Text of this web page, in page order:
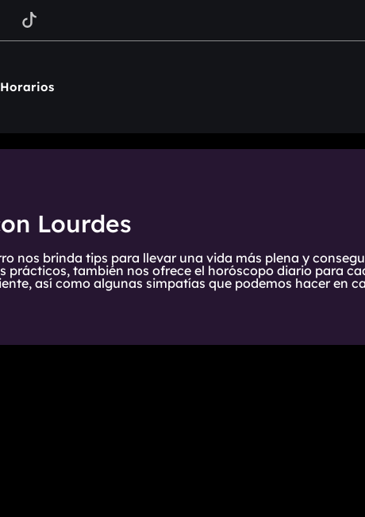
Horarios
Lourdes
nos brinda tips para llevar una vida más plena y
prácticos, también nos ofrece el horóscopo diario para
así como algunas simpatías que podemos hacer en